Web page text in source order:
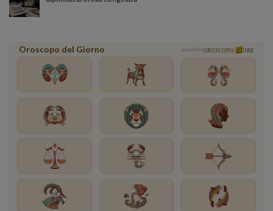
Oroscopo del Giorno powered by OROSCOPO ORE